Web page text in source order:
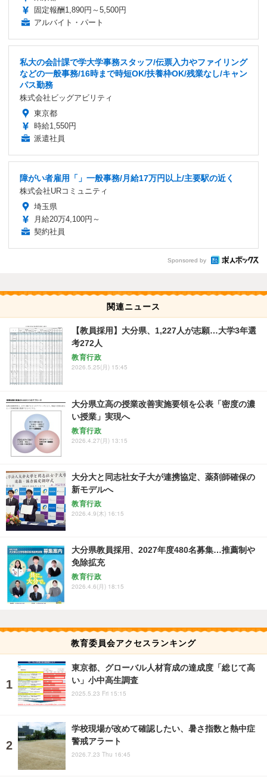
固定報酬1,890円～5,500円
アルバイト・パート
私大の会計課で学大学事務スタッフ/伝票入力やファイリング
などの一般事務/16時まで時短OK/扶養枠OK/残業なし/キャン
パス勤務
株式会社ビッグアビリティ
東京都
時給1,550円
派遣社員
障がい者雇用「」一般事務/月給17万円以上/主要駅の近く
株式会社URコミュニティ
埼玉県
月給20万4,100円～
契約社員
Sponsored by
関連ニュース
【教員採用】大分県、1,227人が志願…大学3年選
考272人
教育行政
2026.5.25(月) 15:45
大分県立高の授業改善実施要領を公表「密度の濃
い授業」実現へ
教育行政
2026.4.27(月) 13:15
大分大と同志社女子大が連携協定、薬剤師確保の
新モデルへ
教育行政
2026.4.9(木) 16:15
大分県教員採用、2027年度480名募集…推薦制や
免除拡充
教育行政
2026.4.6(月) 18:15
教育委員会アクセスランキング
東京都、グローバル人材育成の達成度「総じて高
い」小中高生調査
2025.5.23 Fri 15:15
学校現場が改めて確認したい、暑さ指数と熱中症
警戒アラート
2026.7.23 Thu 16:45